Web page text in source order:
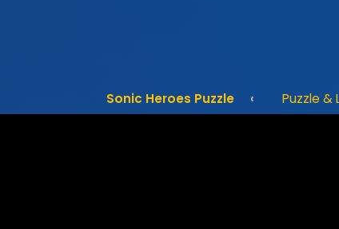
Sonic Heroes Puzzle